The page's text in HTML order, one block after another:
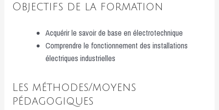
Objectifs de la formation
Acquérir le savoir de base en électrotechnique
Comprendre le fonctionnement des installations
électriques industrielles
Les méthodes/moyens
pédagogiques